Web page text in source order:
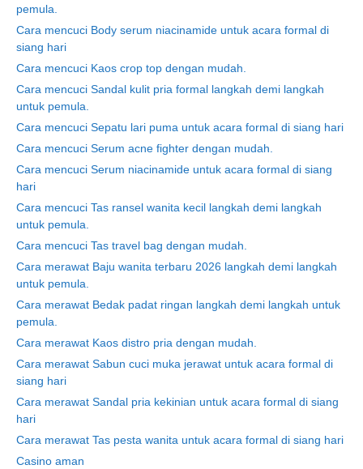
pemula.
Cara mencuci Body serum niacinamide untuk acara formal di
siang hari
Cara mencuci Kaos crop top dengan mudah.
Cara mencuci Sandal kulit pria formal langkah demi langkah
untuk pemula.
Cara mencuci Sepatu lari puma untuk acara formal di siang hari
Cara mencuci Serum acne fighter dengan mudah.
Cara mencuci Serum niacinamide untuk acara formal di siang
hari
Cara mencuci Tas ransel wanita kecil langkah demi langkah
untuk pemula.
Cara mencuci Tas travel bag dengan mudah.
Cara merawat Baju wanita terbaru 2026 langkah demi langkah
untuk pemula.
Cara merawat Bedak padat ringan langkah demi langkah untuk
pemula.
Cara merawat Kaos distro pria dengan mudah.
Cara merawat Sabun cuci muka jerawat untuk acara formal di
siang hari
Cara merawat Sandal pria kekinian untuk acara formal di siang
hari
Cara merawat Tas pesta wanita untuk acara formal di siang hari
Casino aman